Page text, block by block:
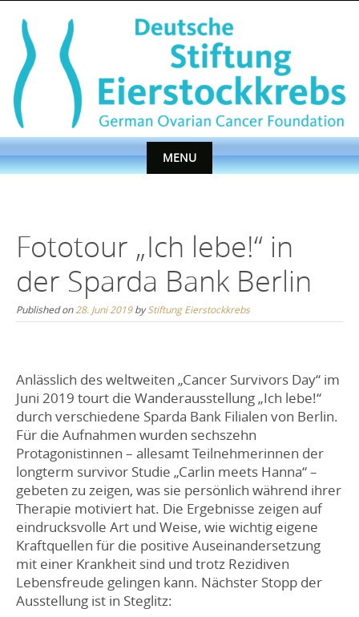
content
MENU
Fototour „Ich lebe!“ in
der Sparda Bank Berlin
Published on28. Juni 2019byStiftung Eierstockkrebs
Anlässlich des weltweiten „Cancer Survivors Day“ im
Juni 2019 tourt die Wanderausstellung „Ich lebe!“
durch verschiedene Sparda Bank Filialen von Berlin.
Für die Aufnahmen wurden sechszehn
Protagonistinnen – allesamt Teilnehmerinnen der
longterm survivor Studie „Carlin meets Hanna“ –
gebeten zu zeigen, was sie persönlich während ihrer
Therapie motiviert hat. Die Ergebnisse zeigen auf
eindrucksvolle Art und Weise, wie wichtig eigene
Kraftquellen für die positive Auseinandersetzung
mit einer Krankheit sind und trotz Rezidiven
Lebensfreude gelingen kann. Nächster Stopp der
Ausstellung ist in Steglitz: